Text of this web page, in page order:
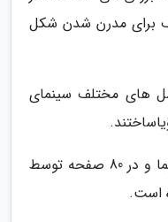
برای مدرن شدن شکل
از نسل های مختلف سینمای
ده شب رؤیا با ترجمه ساره ارض پیما و در 80 صفحه توسط
است.